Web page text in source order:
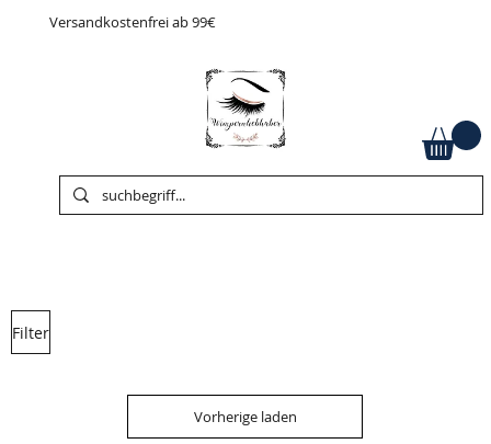
Versandkostenfrei ab 99€
Filter
Vorherige laden